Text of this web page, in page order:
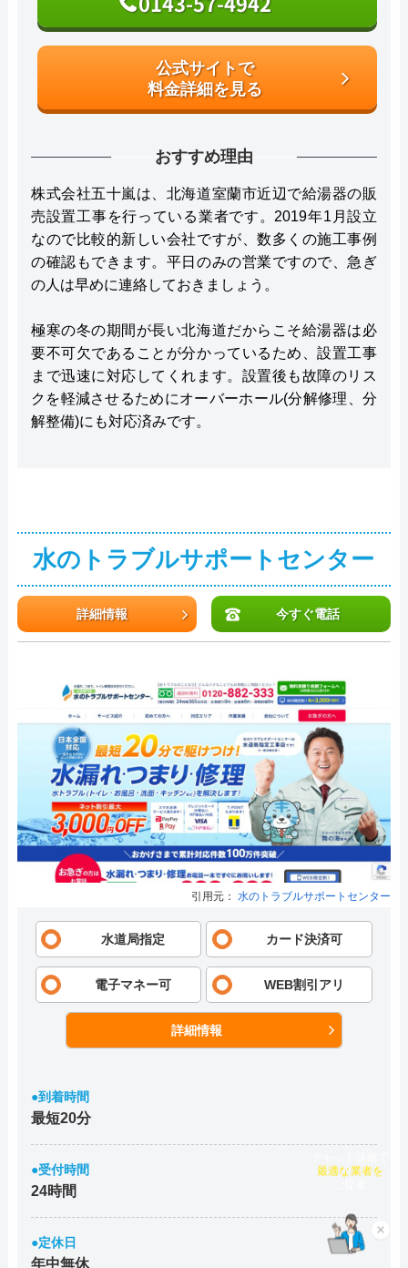
公式サイトで
料金詳細を見る
おすすめ理由
株式会社五十嵐は、北海道室蘭市近辺で給湯器の販
売設置工事を行っている業者です。2019年1月設立
なので比較的新しい会社ですが、数多くの施工事例
の確認もできます。平日のみの営業ですので、急ぎ
の人は早めに連絡しておきましょう。
極寒の冬の期間が長い北海道だからこそ給湯器は必
要不可欠であることが分かっているため、設置工事
まで迅速に対応してくれます。設置後も故障のリス
クを軽減させるためにオーバーホール(分解修理、分
解整備)にも対応済みです。
水のトラブルサポートセンター
詳細情報 今すぐ電話
引用元： 水のトラブルサポートセンター
水道局指定 カード決済可
電子マネー可 WEB割引アリ
詳細情報
●到着時間
最短20分
●受付時間
24時間
●定休日
年中無休
×
チャット診断で
最適な業者を